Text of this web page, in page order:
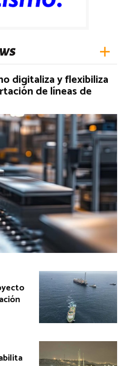
digitaliza y flexibiliza
de líneas de